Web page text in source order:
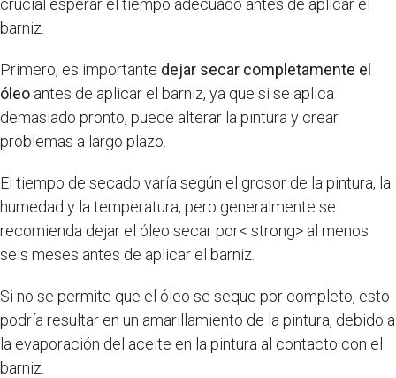
crucial esperar el tiempo adecuado antes de aplicar el
barniz.
Primero, es importante dejar secar completamente el
óleo antes de aplicar el barniz, ya que si se aplica
demasiado pronto, puede alterar la pintura y crear
problemas a largo plazo.
El tiempo de secado varía según el grosor de la pintura, la
humedad y la temperatura, pero generalmente se
recomienda dejar el óleo secar por< strong> al menos
seis meses antes de aplicar el barniz.
Si no se permite que el óleo se seque por completo, esto
podría resultar en un amarillamiento de la pintura, debido a
la evaporación del aceite en la pintura al contacto con el
barniz.